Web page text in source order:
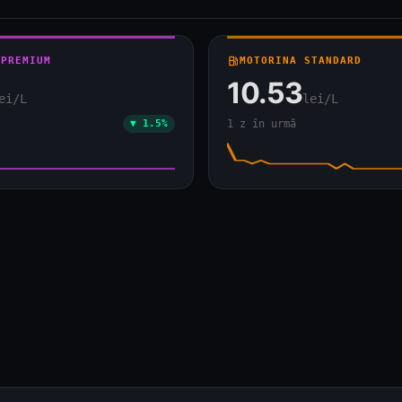
L
▼ 1.5%
local_gas_stationMOTORINA STANDARD
10.53lei/L
1 z în urmă